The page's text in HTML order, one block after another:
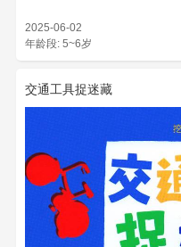
2025-06-02
年龄段: 5~6岁
交通工具捉迷藏